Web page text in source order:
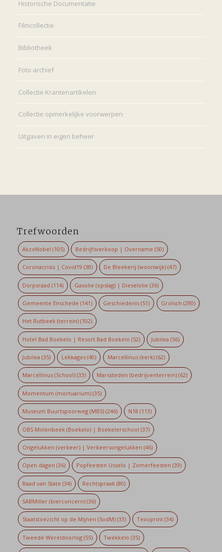
Historische Documentatie
Filmcollectie
Bibliotheek
Foto archief
Collectie Krantenartikelen
Collectie opmerkelijke voorwerpen
Uitgaven in eigen beheer
Trefwoorden
AkzoNobel (105) Bedrijfsverkoop | Overname (50)
Coronacrisis | Covid19 (38) De Bleekerij (woonwijk) (47)
Dorpsraad (114) Gasolie (opslag) | Dieselolie (36)
Gemeente Enschede (141) Geschiedenis (51) Grolsch (290)
Het Rutbeek (terrein)(102)
Hotel Bad Boekelo | Resort Bad Boekelo (52) Jubilea (56)
Jubilea (35) Lekkages (40) Marcellinus (kerk)(62)
Marcellinus (School)(33) Marssteden (bedrijventerrein) (62)
Momentum (mortuarium)(35)
Museum Buurtspoorweg (MBS)(246) N18 (113)
OBS Molenbeek (Boekelo) | Boekelerschool (37)
Ongelukken (verkeer) | Verkeersongelukken (46)
Open dagen (36) Popfeesten Usselo | Zomerfeesten (39)
Raad van State (34) Rechtspraak (80)
SABMiller (bierconcern)(36)
Staatstoezicht op de Mijnen (SodM)(33) Texoprint (34)
Tweede Wereldoorlog(55) Twekkelo (35)